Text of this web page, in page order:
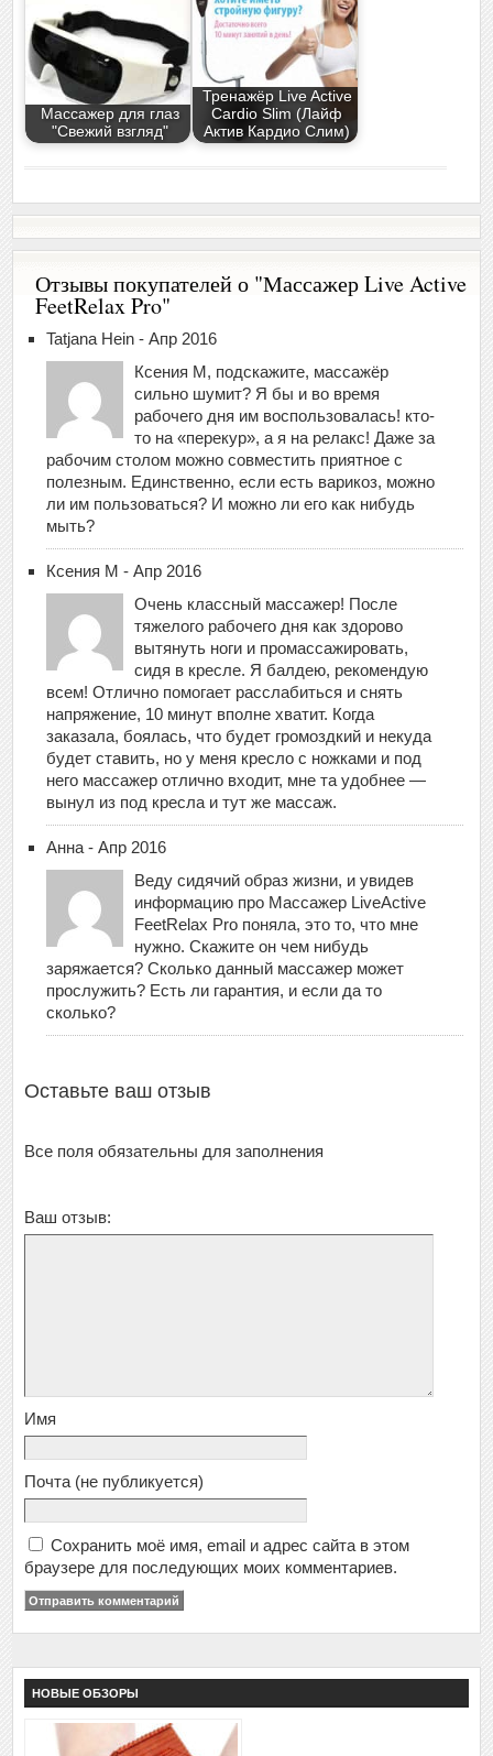
Массажер для глаз
"Свежий взгляд"
Тренажёр Live Active
Cardio Slim (Лайф
Актив Кардио Слим)
Отзывы покупателей о "Массажер Live Active
FeetRelax Pro"
Tatjana Hein - Апр 2016
Ксения М, подскажите, массажёр
сильно шумит? Я бы и во время
рабочего дня им воспользовалась! кто-
то на «перекур», а я на релакс! Даже за
рабочим столом можно совместить приятное с
полезным. Единственно, если есть варикоз, можно
ли им пользоваться? И можно ли его как нибудь
мыть?
Ксения М - Апр 2016
Очень классный массажер! После
тяжелого рабочего дня как здорово
вытянуть ноги и промассажировать,
сидя в кресле. Я балдею, рекомендую
всем! Отлично помогает расслабиться и снять
напряжение, 10 минут вполне хватит. Когда
заказала, боялась, что будет громоздкий и некуда
будет ставить, но у меня кресло с ножками и под
него массажер отлично входит, мне та удобнее —
вынул из под кресла и тут же массаж.
Анна - Апр 2016
Веду сидячий образ жизни, и увидев
информацию про Массажер LiveActive
FeetRelax Pro поняла, это то, что мне
нужно. Скажите он чем нибудь
заряжается? Сколько данный массажер может
прослужить? Есть ли гарантия, и если да то
сколько?
Оставьте ваш отзыв
Все поля обязательны для заполнения
Ваш отзыв:
Имя
Почта (не публикуется)
Сохранить моё имя, email и адрес сайта в этом
браузере для последующих моих комментариев.
НОВЫЕ ОБЗОРЫ